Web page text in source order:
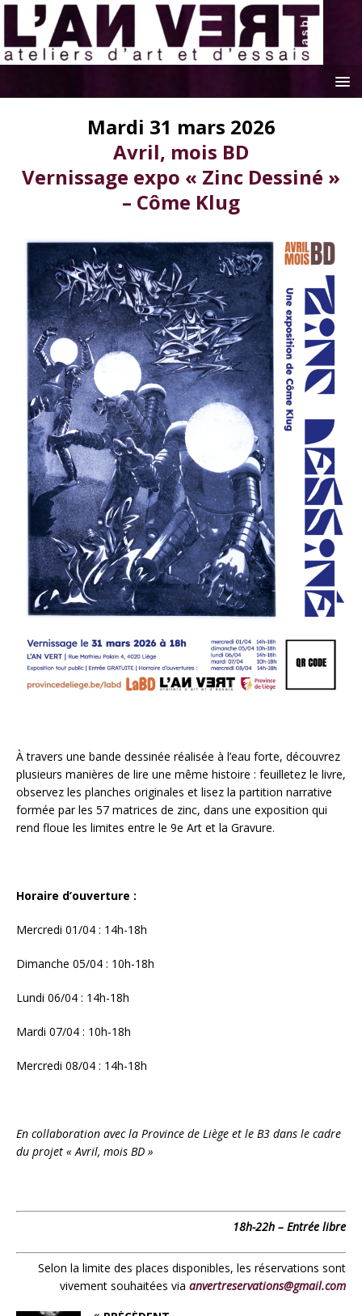
Mardi 31 mars 2026
Avril, mois BD
Vernissage expo « Zinc Dessiné »
– Côme Klug
À travers une bande dessinée réalisée à l’eau forte, découvrez
plusieurs manières de lire une même histoire : feuilletez le livre,
observez les planches originales et lisez la partition narrative
formée par les 57 matrices de zinc, dans une exposition qui
rend floue les limites entre le 9e Art et la Gravure.
Horaire d’ouverture :
Mercredi 01/04 : 14h-18h
Dimanche 05/04 : 10h-18h
Lundi 06/04 : 14h-18h
Mardi 07/04 : 10h-18h
Mercredi 08/04 : 14h-18h
En collaboration avec la Province de Liège et le B3 dans le cadre
du projet « Avril, mois BD »
18h-22h – Entrée libre
Selon la limite des places disponibles, les réservations sont
vivement souhaitées via anvertreservations@gmail.com